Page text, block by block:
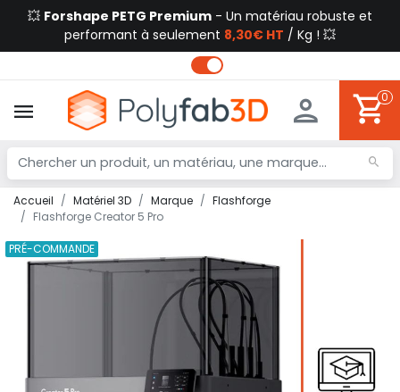
💥 Forshape PETG Premium - Un matériau robuste et
performant à seulement 8,30€ HT / Kg ! 💥
0
Accueil Matériel 3D Marque
Flashforge
Flashforge Creator 5 Pro
PRÉ-COMMANDE